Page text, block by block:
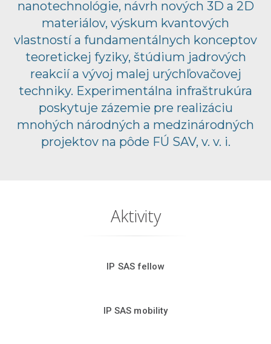
nanotechnológie, návrh nových 3D a 2D
materiálov, výskum kvantových
vlastností a fundamentálnych konceptov
teoretickej fyziky, štúdium jadrových
reakcií a vývoj malej urýchľovačovej
techniky. Experimentálna infraštrukúra
poskytuje zázemie pre realizáciu
mnohých národných a medzinárodných
projektov na pôde FÚ SAV, v. v. i.
Aktivity
IP SAS fellow
IP SAS mobility